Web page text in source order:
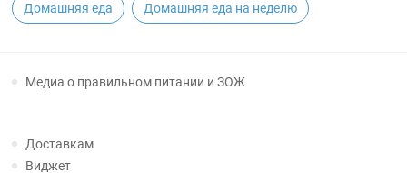
Домашняя еда Домашняя еда на неделю
Медиа о правильном питании и ЗОЖ
Доставкам
Виджет